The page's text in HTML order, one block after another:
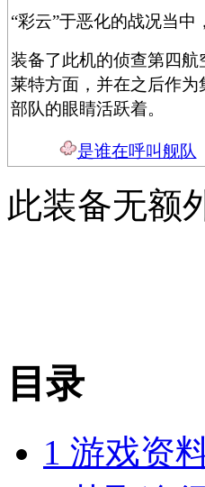
“彩云”于恶化的战况当
装备了此机的侦查第四
莱特方面，并在之后作为
部队的眼睛活跃着。
是谁在呼叫舰队
此装备无额
目录
1 游戏资